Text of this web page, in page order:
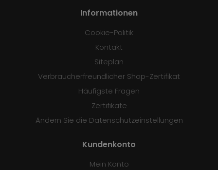
Informationen
Cookie-Politik
Kontakt
Siteplan
Verbraucherfreundlicher Shop-Zertifikat
Häufigste Fragen
Zertifikate
Ändern Sie die Datenschutzeinstellungen
Kundenkonto
Mein Konto